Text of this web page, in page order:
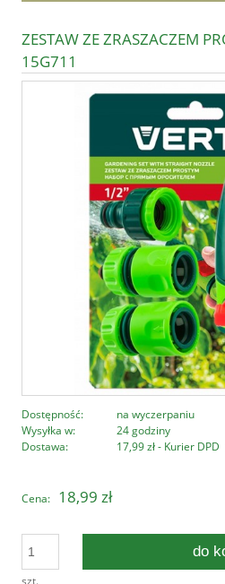
ZESTAW ZE ZRASZACZEM
15G711
Dostępność:
na wyczerpaniu
Wysyłka w:
24 godziny
Dostawa:
17,99 zł- Kurier DPD
Cena nie zawiera ewentualnych
Cena: 18,99 zł
do